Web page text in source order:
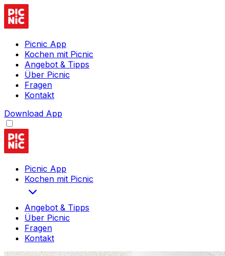
Picnic App
Kochen mit Picnic
Angebot & Tipps
Über Picnic
Fragen
Kontakt
Download App
Picnic App
Kochen mit Picnic
Angebot & Tipps
Über Picnic
Fragen
Kontakt